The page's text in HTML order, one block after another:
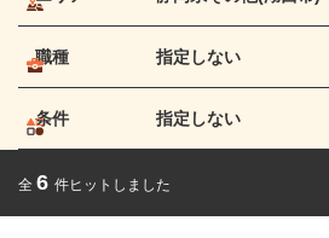
職種 指定しない
条件 指定しない
全 6 件ヒットしました